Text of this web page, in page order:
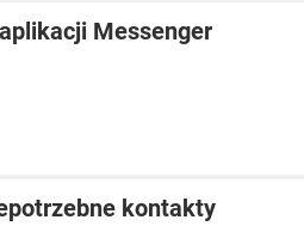
Messenger
kontakty